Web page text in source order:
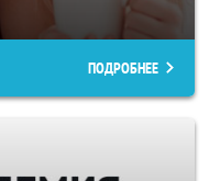
ПОДРОБНЕЕ